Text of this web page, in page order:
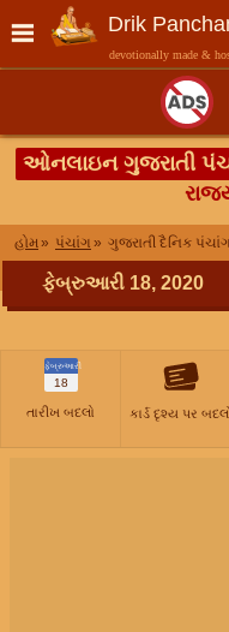
Drik
devotionally made &
ઓનલાઇન ગુજરાતી
હોમ પંચાંગ ગુજરાતી દૈનિક પંચાંગ
ફેબ્રુઆરી 18, 2020
ફેબ્રુઆરી
18
તારીખ બદલો કાર્ડ દૃશ્ય પર